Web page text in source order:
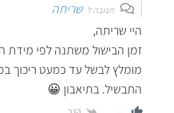
תגובה לשריתה
היי שריתה,
זמן הבישול משתנה לפי מידת
מומלץ לבשל עד כמעט ריכוך
התבשיל. בתיאבון 😀